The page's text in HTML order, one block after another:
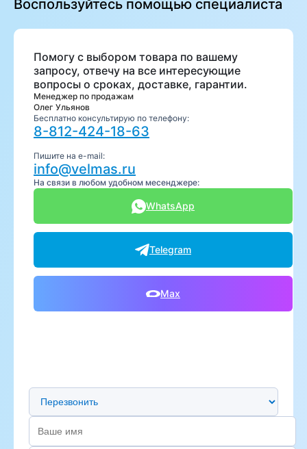
Воспользуйтесь помощью специалиста
Помогу с выбором товара по вашему
запросу, отвечу на все интересующие
вопросы о сроках, доставке, гарантии.
Менеджер по продажам
Олег Ульянов
Бесплатно консультирую по телефону:
8-812-424-18-63
Пишите на e-mail:
info@velmas.ru
На связи в любом удобном месенджере:
WhatsApp
Telegram
Max
Предпочтительный способ связи